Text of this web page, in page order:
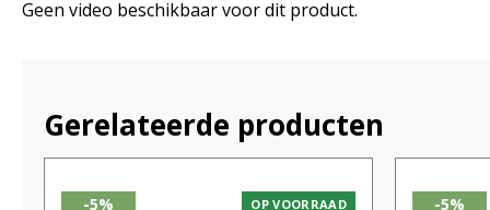
Geen video beschikbaar voor dit product.
Gerelateerde producten
-5% OP VOORRAAD -5%